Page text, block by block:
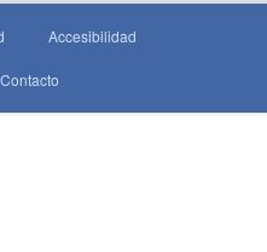
Accesibilidad
Contacto